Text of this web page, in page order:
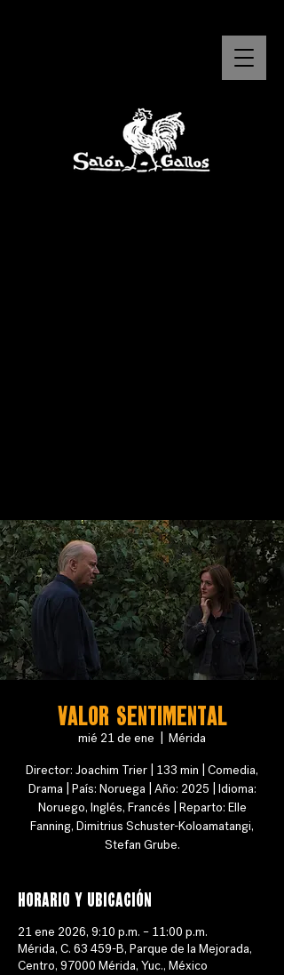
VALOR SENTIMENTAL
mié 21 de ene
Mérida
Director: Joachim Trier | 133 min | Comedia,
Drama | País: Noruega | Año: 2025 | Idioma:
Noruego, Inglés, Francés | Reparto: Elle
Fanning, Dimitrius Schuster-Koloamatangi,
Stefan Grube.
Horario y ubicación
21 ene 2026, 9:10 p.m. – 11:00 p.m.
Mérida, C. 63 459-B, Parque de la Mejorada,
Centro, 97000 Mérida, Yuc., México